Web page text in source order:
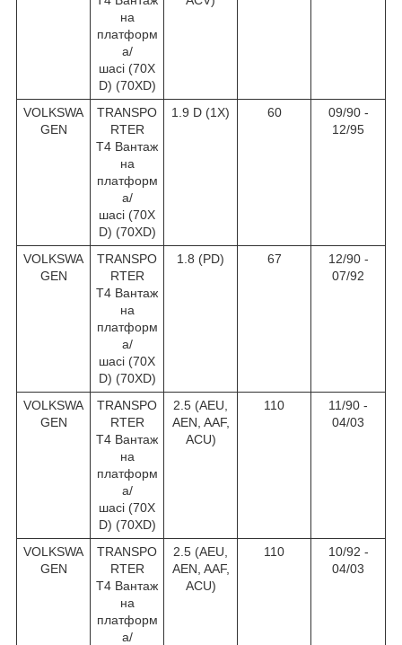
на
платформ
а/
шасі (70X
D) (70XD)
VOLKSWA
GEN
TRANSPO
RTER
T4 Вантаж
на
платформ
а/
шасі (70X
D) (70XD)
1.9 D (1X) 60
09/90 -
12/95
VOLKSWA
GEN
TRANSPO
RTER
T4 Вантаж
на
платформ
а/
шасі (70X
D) (70XD)
1.8 (PD) 67
12/90 -
07/92
VOLKSWA
GEN
TRANSPO
RTER
T4 Вантаж
на
платформ
а/
шасі (70X
D) (70XD)
2.5 (AEU,
AEN, AAF,
ACU)
110
11/90 -
04/03
VOLKSWA
GEN
TRANSPO
RTER
T4 Вантаж
на
платформ
а/
2.5 (AEU,
AEN, AAF,
ACU)
110
10/92 -
04/03